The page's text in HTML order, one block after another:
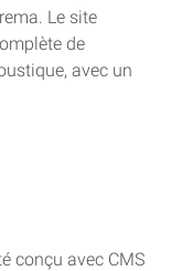
Le site
de
avec un
conçu avec CMS